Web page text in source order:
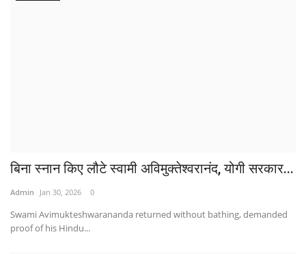
बिना स्नान किए लौटे स्वामी अविमुक्तेश्वरानंद, योगी सरकार...
Admin Jan 30, 2026 0
Swami Avimukteshwarananda returned without bathing, demanded
proof of his Hindu...